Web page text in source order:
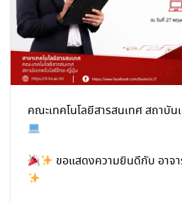
คณะเทคโนโลยีสารสนเทศ สถาบั
ขอแสดงความยินดีกับ อาจ